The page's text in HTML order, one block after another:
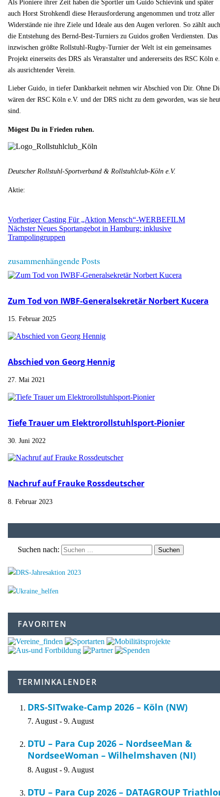
Als Pioniere ihrer Zeit haben die Sportler um Guido Schievink und später
auch Horst Strohkendl diese Herausforderung angenommen und trotz aller
Widerstände nie ihre Ziele und Ideale aus den Augen verloren. So zählt auch
die Entstehung des Bernd-Best-Turniers zu Guidos großen Verdiensten. Das
inzwischen größte Rollstuhl-Rugby-Turnier der Welt ist ein gemeinsames
Projekt einerseits des DRS als Veranstalter und andererseits des RSC Köln
als ausrichtender Verein.
Lieber Guido, in tiefer Dankbarkeit nehmen wir Abschied von Dir. Ohne
wären der RSC Köln e.V. und der DRS nicht zu dem geworden, was sie
sind.
Mögest Du in Frieden ruhen.
Deutscher Rollstuhl-Sportverband & Rollstuhlclub-Köln e.V.
Aktie:
Vorheriger Casting Für „Aktion Mensch“-WERBEFILM
Nächster Neues Sportangebot in Hamburg: inklusive
Trampolingruppen
zusammenhängende Posts
Zum Tod von IWBF-Generalsekretär Norbert Kucera
15. Februar 2025
Abschied von Georg Hennig
27. Mai 2021
Tiefe Trauer um Elektrorollstuhlsport-Pionier
30. Juni 2022
Nachruf auf Frauke Rossdeutscher
8. Februar 2023
Suchen nach:
FAVORITEN
TERMINKALENDER
DRS-SITwake-Camp 2026 – Köln (NW)
7. August - 9. August
DTU – Para Cup 2026 – NordseeMan &
NordseeWoman – Wilhelmshaven (NI)
8. August - 9. August
DTU – Para Cup 2026 – DATAGROUP